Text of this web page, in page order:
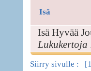
Isä
Isä Hyvää
Lukukertoja
Siirry sivulle :